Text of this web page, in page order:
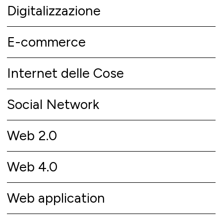
Digitalizzazione
E-commerce
Internet delle Cose
Social Network
Web 2.0
Web 4.0
Web application